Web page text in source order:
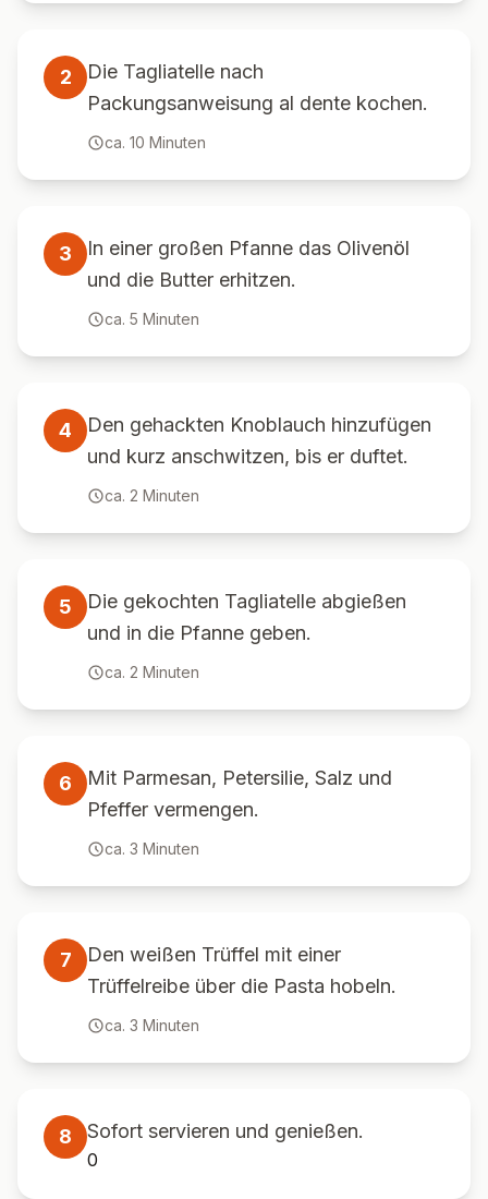
2
Die Tagliatelle nach
Packungsanweisung al dente kochen.
ca. 10 Minuten
3
In einer großen Pfanne das Olivenöl
und die Butter erhitzen.
ca. 5 Minuten
4
Den gehackten Knoblauch hinzufügen
und kurz anschwitzen, bis er duftet.
ca. 2 Minuten
5
Die gekochten Tagliatelle abgießen
und in die Pfanne geben.
ca. 2 Minuten
6
Mit Parmesan, Petersilie, Salz und
Pfeffer vermengen.
ca. 3 Minuten
7
Den weißen Trüffel mit einer
Trüffelreibe über die Pasta hobeln.
ca. 3 Minuten
8 Sofort servieren und genießen.
0